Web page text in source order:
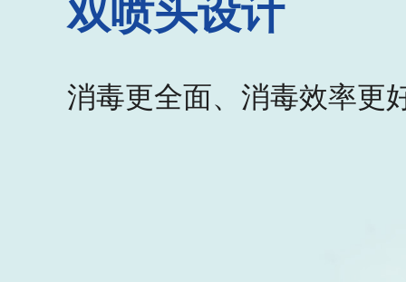
双喷头设计
消毒更全面、消毒效率更